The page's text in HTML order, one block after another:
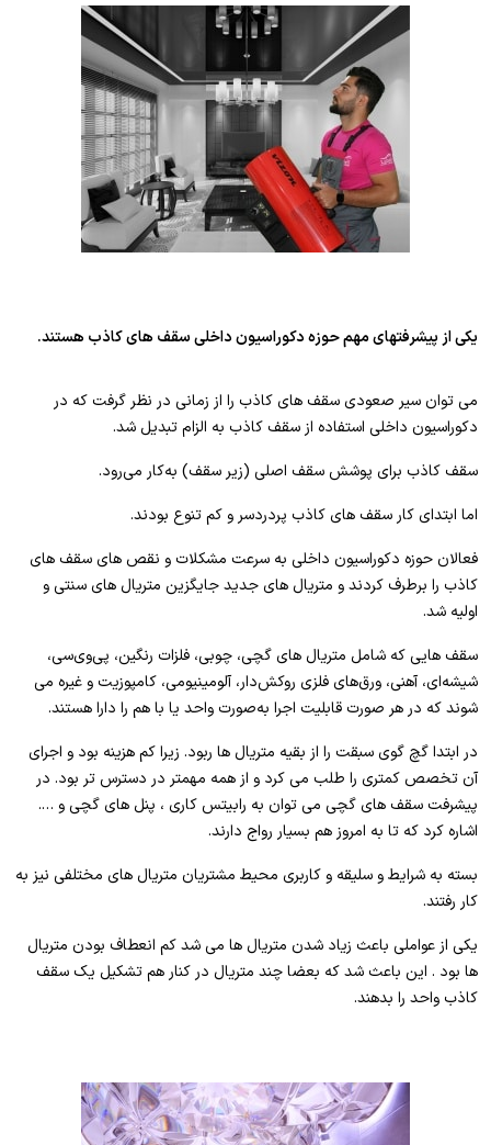
یکی از پیشرفتهای مهم حوزه دکوراسیون داخلی سقف های کاذب هستند.
می توان سیر صعودی سقف های کاذب را از زمانی در نظر گرفت که در
دکوراسیون داخلی استفاده از سقف کاذب به الزام تبدیل شد.
سقف کاذب برای پوشش سقف اصلی (زیر سقف) به‌کار می‌رود.
اما ابتدای کار سقف های کاذب پردردسر و کم تنوع بودند.
فعالان حوزه دکوراسیون داخلی به سرعت مشکلات و نقص های سقف های
کاذب را برطرف کردند و متریال های جدید جایگزین متریال های سنتی و
اولیه شد.
سقف هایی که شامل متریال های گچی، چوبی، فلزات رنگین، پی‌وی‌سی،
شیشه‌ای، آهنی، ورق‌های فلزی روکش‌دار، آلومینیومی، کامپوزیت و غیره می
شوند که در هر صورت قابلیت اجرا به‌صورت واحد یا با هم را دارا هستند.
در ابتدا گچ گوی سبقت را از بقیه متریال ها ربود. زیرا کم هزینه بود و اجرای
آن تخصص کمتری را طلب می کرد و از همه مهمتر در دسترس تر بود. در
پیشرفت سقف های گچی می توان به رابیتس کاری ، پنل های گچی و ….
اشاره کرد که تا به امروز هم بسیار رواج دارند.
بسته به شرایط و سلیقه و کاربری محیط مشتریان متریال های مختلفی نیز به
کار رفتند.
یکی از عواملی باعث زیاد شدن متریال ها می شد کم انعطاف بودن متریال
ها بود . این باعث شد که بعضا چند متریال در کنار هم تشکیل یک سقف
کاذب واحد را بدهند.